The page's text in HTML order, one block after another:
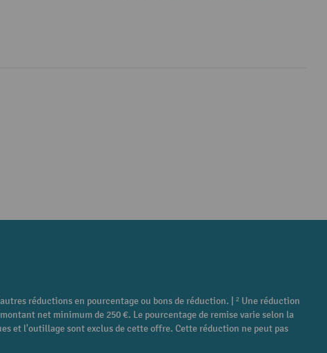
réductions en pourcentage ou bons de réduction. | ² Une réduction
net minimum de 250 €. Le pourcentage de remise varie selon la
et l'outillage sont exclus de cette offre. Cette réduction ne peut pas